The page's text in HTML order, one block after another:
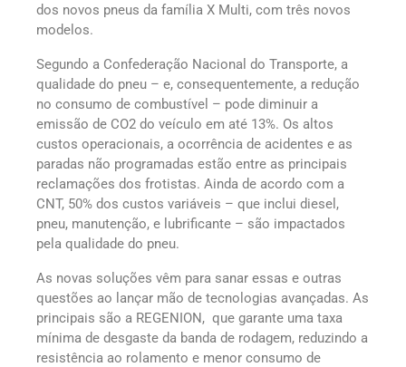
dos novos pneus da família X Multi, com três novos
modelos.
Segundo a Confederação Nacional do Transporte, a
qualidade do pneu – e, consequentemente, a redução
no consumo de combustível – pode diminuir a
emissão de CO2 do veículo em até 13%. Os altos
custos operacionais, a ocorrência de acidentes e as
paradas não programadas estão entre as principais
reclamações dos frotistas. Ainda de acordo com a
CNT, 50% dos custos variáveis – que inclui diesel,
pneu, manutenção, e lubrificante – são impactados
pela qualidade do pneu.
As novas soluções vêm para sanar essas e outras
questões ao lançar mão de tecnologias avançadas. As
principais são a REGENION, que garante uma taxa
mínima de desgaste da banda de rodagem, reduzindo a
resistência ao rolamento e menor consumo de